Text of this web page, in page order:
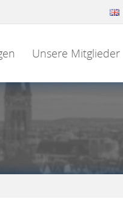
Unsere Mitglieder